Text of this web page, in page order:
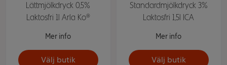
Lättmjölkdryck 0,5%
Laktosfri 1l Arla Ko®
Mer info
Välj butik
Standardmjölkdryck 3%
Laktosfri 1,5l ICA
Mer info
Välj butik